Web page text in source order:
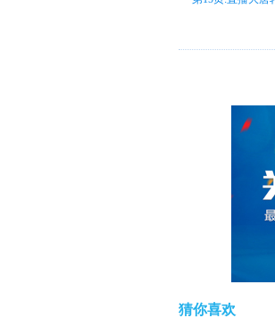
猜你喜欢